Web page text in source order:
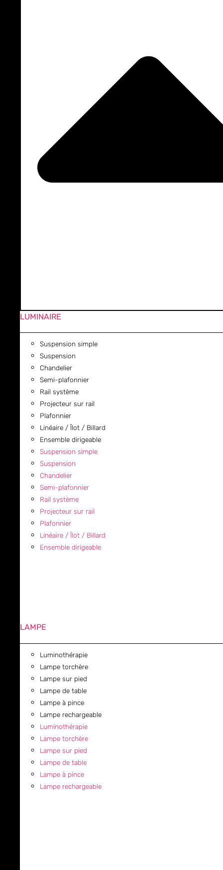
LUMINAIRE
Suspension simple
Suspension
Chandelier
Semi-plafonnier
Rail système
Projecteur sur rail
Plafonnier
Linéaire / Îlot / Billard
Ensemble dirigeable
Suspension simple
Suspension
Chandelier
Semi-plafonnier
Rail système
Projecteur sur rail
Plafonnier
Linéaire / Îlot / Billard
Ensemble dirigeable
LAMPE
Luminothérapie
Lampe torchère
Lampe sur pied
Lampe de table
Lampe à pince
Lampe rechargeable
Luminothérapie
Lampe torchère
Lampe sur pied
Lampe de table
Lampe à pince
Lampe rechargeable